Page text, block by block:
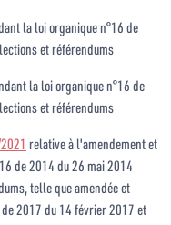
la loi organique n°16 de
et référendums
la loi organique n°16 de
et référendums
relative à l'amendement et
de 2014 du 26 mai 2014
telle que amendée et
2017 du 14 février 2017 et